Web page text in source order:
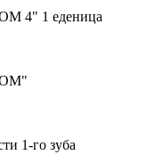
4" 1 еденица
1-го зуба